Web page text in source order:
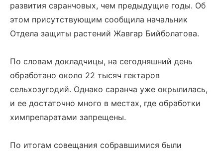
развития саранчовых, чем предыдущие годы. Об
этом присутствующим сообщила начальник
Отдела защиты растений Жавгар Бийболатова.
По словам докладчицы, на сегодняшний день
обработано около 22 тысяч гектаров
сельхозугодий. Однако саранча уже окрылилась,
и ее достаточно много в местах, где обработки
химпрепаратами запрещены.
По итогам совещания собравшимися были